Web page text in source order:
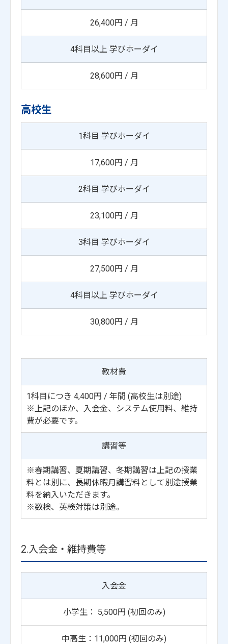
26,400円 / 月
4科目以上 学びホーダイ
28,600円 / 月
高校生
1科目 学びホーダイ
17,600円 / 月
2科目 学びホーダイ
23,100円 / 月
3科目 学びホーダイ
27,500円 / 月
4科目以上 学びホーダイ
30,800円 / 月
教材費
1科目につき 4,400円 / 年間 (高校生は別途)
※上記のほか、入会金、システム使用料、維持
費が必要です。
講習等
※春期講習、夏期講習、冬期講習は上記の授業
料とは別に、長期休暇月講習料として別途授業
料を納入いただきます。
※数検、英検対策は別途。
2.入会金・維持費等
入会金
小学生： 5,500円 (初回のみ)
中高生：11,000円 (初回のみ)